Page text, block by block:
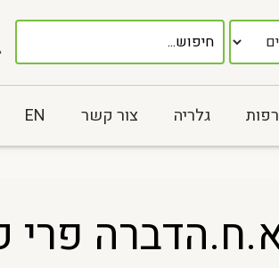
גלריה צור קשר EN
פרי קצוץ